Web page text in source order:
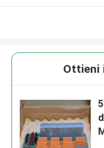
Ottieni